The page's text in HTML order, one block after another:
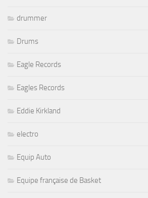
drummer
Drums
Eagle Records
Eagles Records
Eddie Kirkland
electro
Equip Auto
Equipe française de Basket